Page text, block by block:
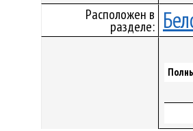
Расположен в
разделе: